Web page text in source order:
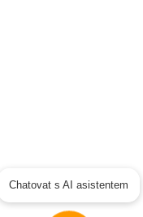
Chatovat s AI asistentem